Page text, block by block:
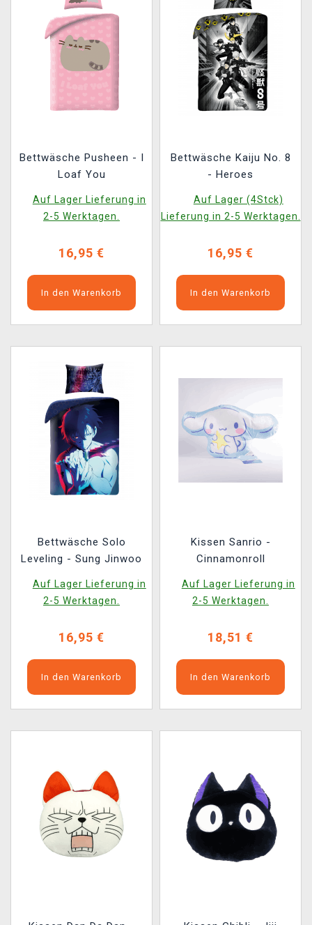
Bettwäsche Pusheen - I
Loaf You
Auf Lager Lieferung in
2-5 Werktagen.
16,95 €
In den Warenkorb
Bettwäsche Kaiju No. 8
- Heroes
Auf Lager (4Stck)
Lieferung in 2-5 Werktagen.
16,95 €
In den Warenkorb
Bettwäsche Solo
Leveling - Sung Jinwoo
Auf Lager Lieferung in
2-5 Werktagen.
16,95 €
In den Warenkorb
Kissen Sanrio -
Cinnamonroll
Auf Lager Lieferung in
2-5 Werktagen.
18,51 €
In den Warenkorb